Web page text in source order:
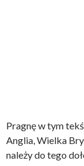
Pragnę w tym
Anglia, Wielka
należy do tego